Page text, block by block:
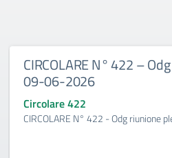
CIRCOLARE N° 422 –
09-06-2026
Circolare 422
CIRCOLARE N° 422 - Odg riunione